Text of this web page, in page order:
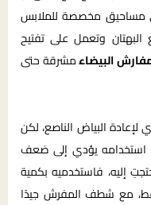
مساحيق مخصصة للملابس
البهتان وتعمل على تفتيح
البيضاءمشرقة حتى
البياض الناصع، لكن
استخدامه يؤدي إلى ضعف
إليه، فاستخدميه بكمية
مع شطف المفرش جيدًا